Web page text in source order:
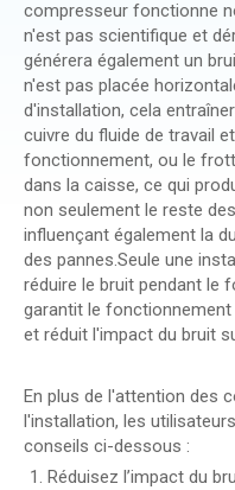
compresseur fonctionne
n'est pas scientifique et
générera également un
n'est pas placée
d'installation, cela
cuivre du fluide de travail
fonctionnement, ou le
dans la caisse, ce qui
non seulement le reste
influençant également la
des pannes.Seule une
réduire le bruit pendant le
garantit le
et réduit l'impact du bruit
En plus de l'attention des
l'installation, les
conseils ci-dessous :
Réduisez l’impact du